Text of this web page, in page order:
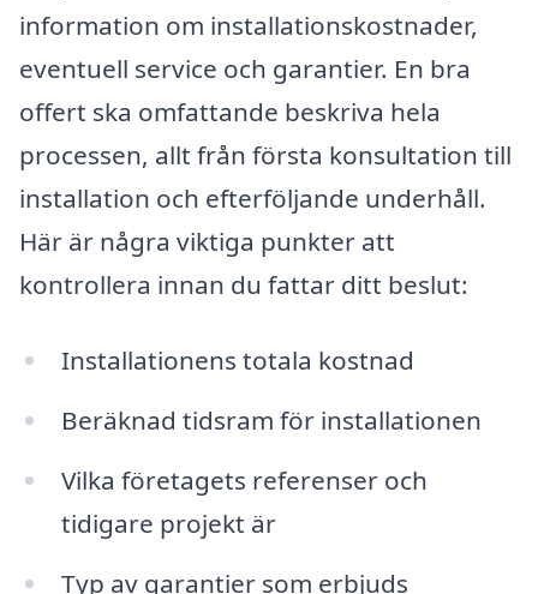
information om installationskostnader,
eventuell service och garantier. En bra
offert ska omfattande beskriva hela
processen, allt från första konsultation till
installation och efterföljande underhåll.
Här är några viktiga punkter att
kontrollera innan du fattar ditt beslut:
Installationens totala kostnad
Beräknad tidsram för installationen
Vilka företagets referenser och
tidigare projekt är
Typ av garantier som erbjuds